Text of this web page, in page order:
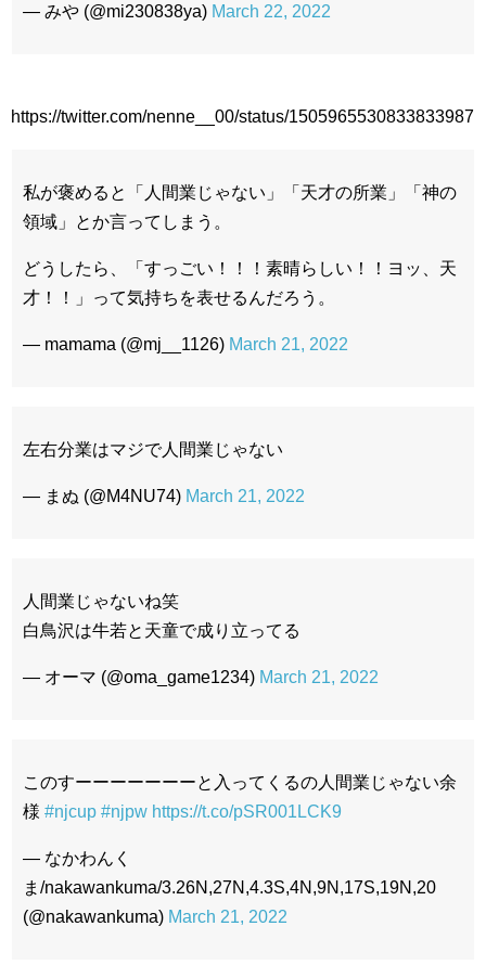
— みや (@mi230838ya) March 22, 2022
https://twitter.com/nenne__00/status/1505965530833833987
私が褒めると「人間業じゃない」「天才の所業」「神の
領域」とか言ってしまう。
どうしたら、「すっごい！！！素晴らしい！！ヨッ、天
才！！」って気持ちを表せるんだろう。
— mamama (@mj__1126) March 21, 2022
左右分業はマジで人間業じゃない
— まぬ (@M4NU74) March 21, 2022
人間業じゃないね笑
白鳥沢は牛若と天童で成り立ってる
— オーマ (@oma_game1234) March 21, 2022
このすーーーーーーーと入ってくるの人間業じゃない余
様 #njcup #njpw https://t.co/pSR001LCK9
— なかわんく
ま/nakawankuma/3.26N,27N,4.3S,4N,9N,17S,19N,20
(@nakawankuma) March 21, 2022